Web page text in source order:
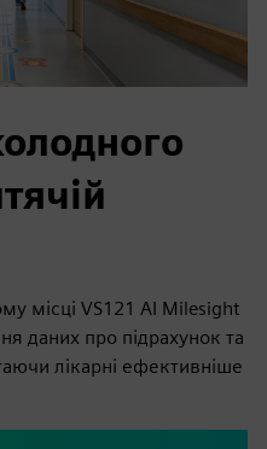
місці VS121 AI Milesight
даних про підрахунок та
лікарні ефективніше